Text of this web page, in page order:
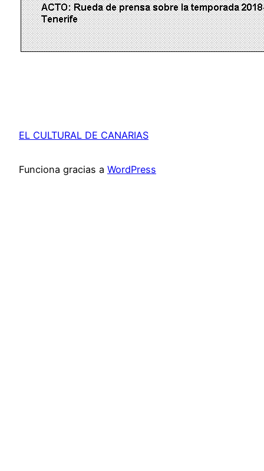
EL CULTURAL DE CANARIAS
Funciona gracias a WordPress